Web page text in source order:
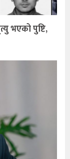
भएको पुष्टि,